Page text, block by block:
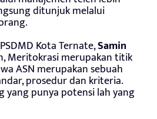
ditunjuk melalui
Kota Ternate,Samin
Meritokrasi merupakan titik
ASN merupakan sebuah
prosedur dan kriteria.
yang punya potensi lah yang